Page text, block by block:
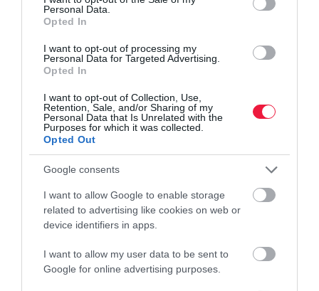
Personal Data.
Opted In
I want to opt-out of processing my
Personal Data for Targeted Advertising.
Opted In
I want to opt-out of Collection, Use,
Retention, Sale, and/or Sharing of my
Personal Data that Is Unrelated with the
Purposes for which it was collected.
Opted Out
Google consents
I want to allow Google to enable storage
related to advertising like cookies on web or
device identifiers in apps.
I want to allow my user data to be sent to
Google for online advertising purposes.